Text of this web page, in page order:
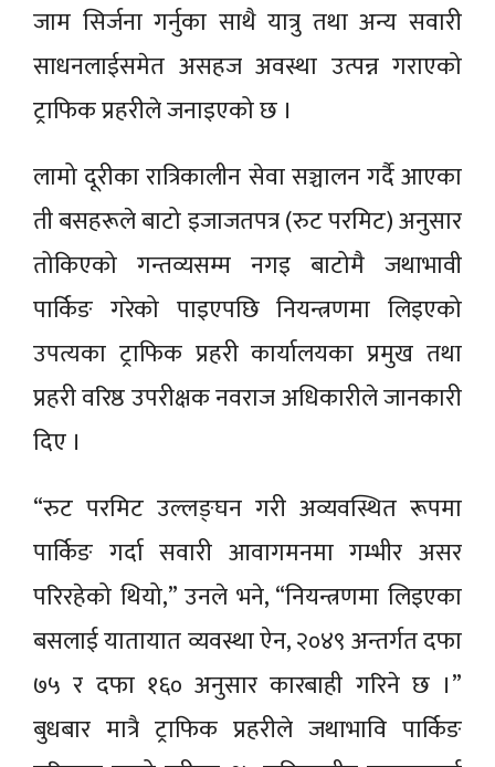
जाम सिर्जना गर्नुका साथै यात्रु तथा अन्य सवारी
साधनलाईसमेत असहज अवस्था उत्पन्न गराएको
ट्राफिक प्रहरीले जनाइएको छ ।
लामो दूरीका रात्रिकालीन सेवा सञ्चालन गर्दै आएका
ती बसहरूले बाटो इजाजतपत्र (रुट परमिट) अनुसार
तोकिएको गन्तव्यसम्म नगइ बाटोमै जथाभावी
पार्किङ गरेको पाइएपछि नियन्त्रणमा लिइएको
उपत्यका ट्राफिक प्रहरी कार्यालयका प्रमुख तथा
प्रहरी वरिष्ठ उपरीक्षक नवराज अधिकारीले जानकारी
दिए ।
“रुट परमिट उल्लङ्घन गरी अव्यवस्थित रूपमा
पार्किङ गर्दा सवारी आवागमनमा गम्भीर असर
परिरहेको थियो,” उनले भने, “नियन्त्रणमा लिइएका
बसलाई यातायात व्यवस्था ऐन, २०४९ अन्तर्गत दफा
७५ र दफा १६० अनुसार कारबाही गरिने छ ।”
बुधबार मात्रै ट्राफिक प्रहरीले जथाभावि पार्किङ